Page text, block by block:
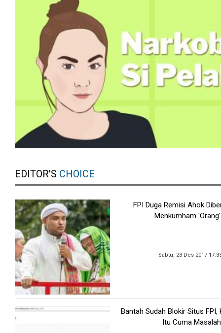
EDITOR'S CHOICE
FPI Duga Remisi Ahok
Menkumham 'Orang'
Sabtu, 23 Des 2017
Bantah Sudah Blokir Situs
Itu Cuma